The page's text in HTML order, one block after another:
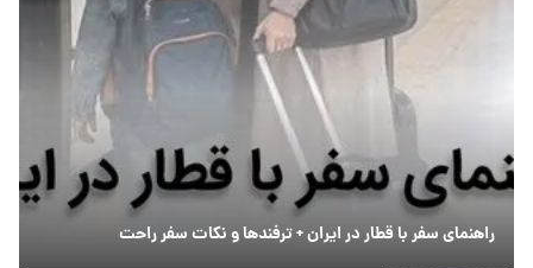
راهنمای سفر با قطار در ایران + ترفندها و نکات سفر راحت